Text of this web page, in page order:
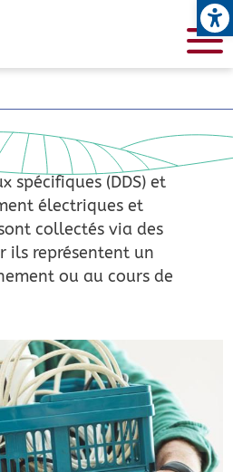
spécifiques (DDS) et
électriques et
collectés via des
ils représentent un
ou au cours de